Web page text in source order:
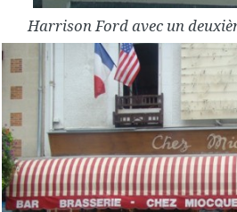
Harrison Ford avec un